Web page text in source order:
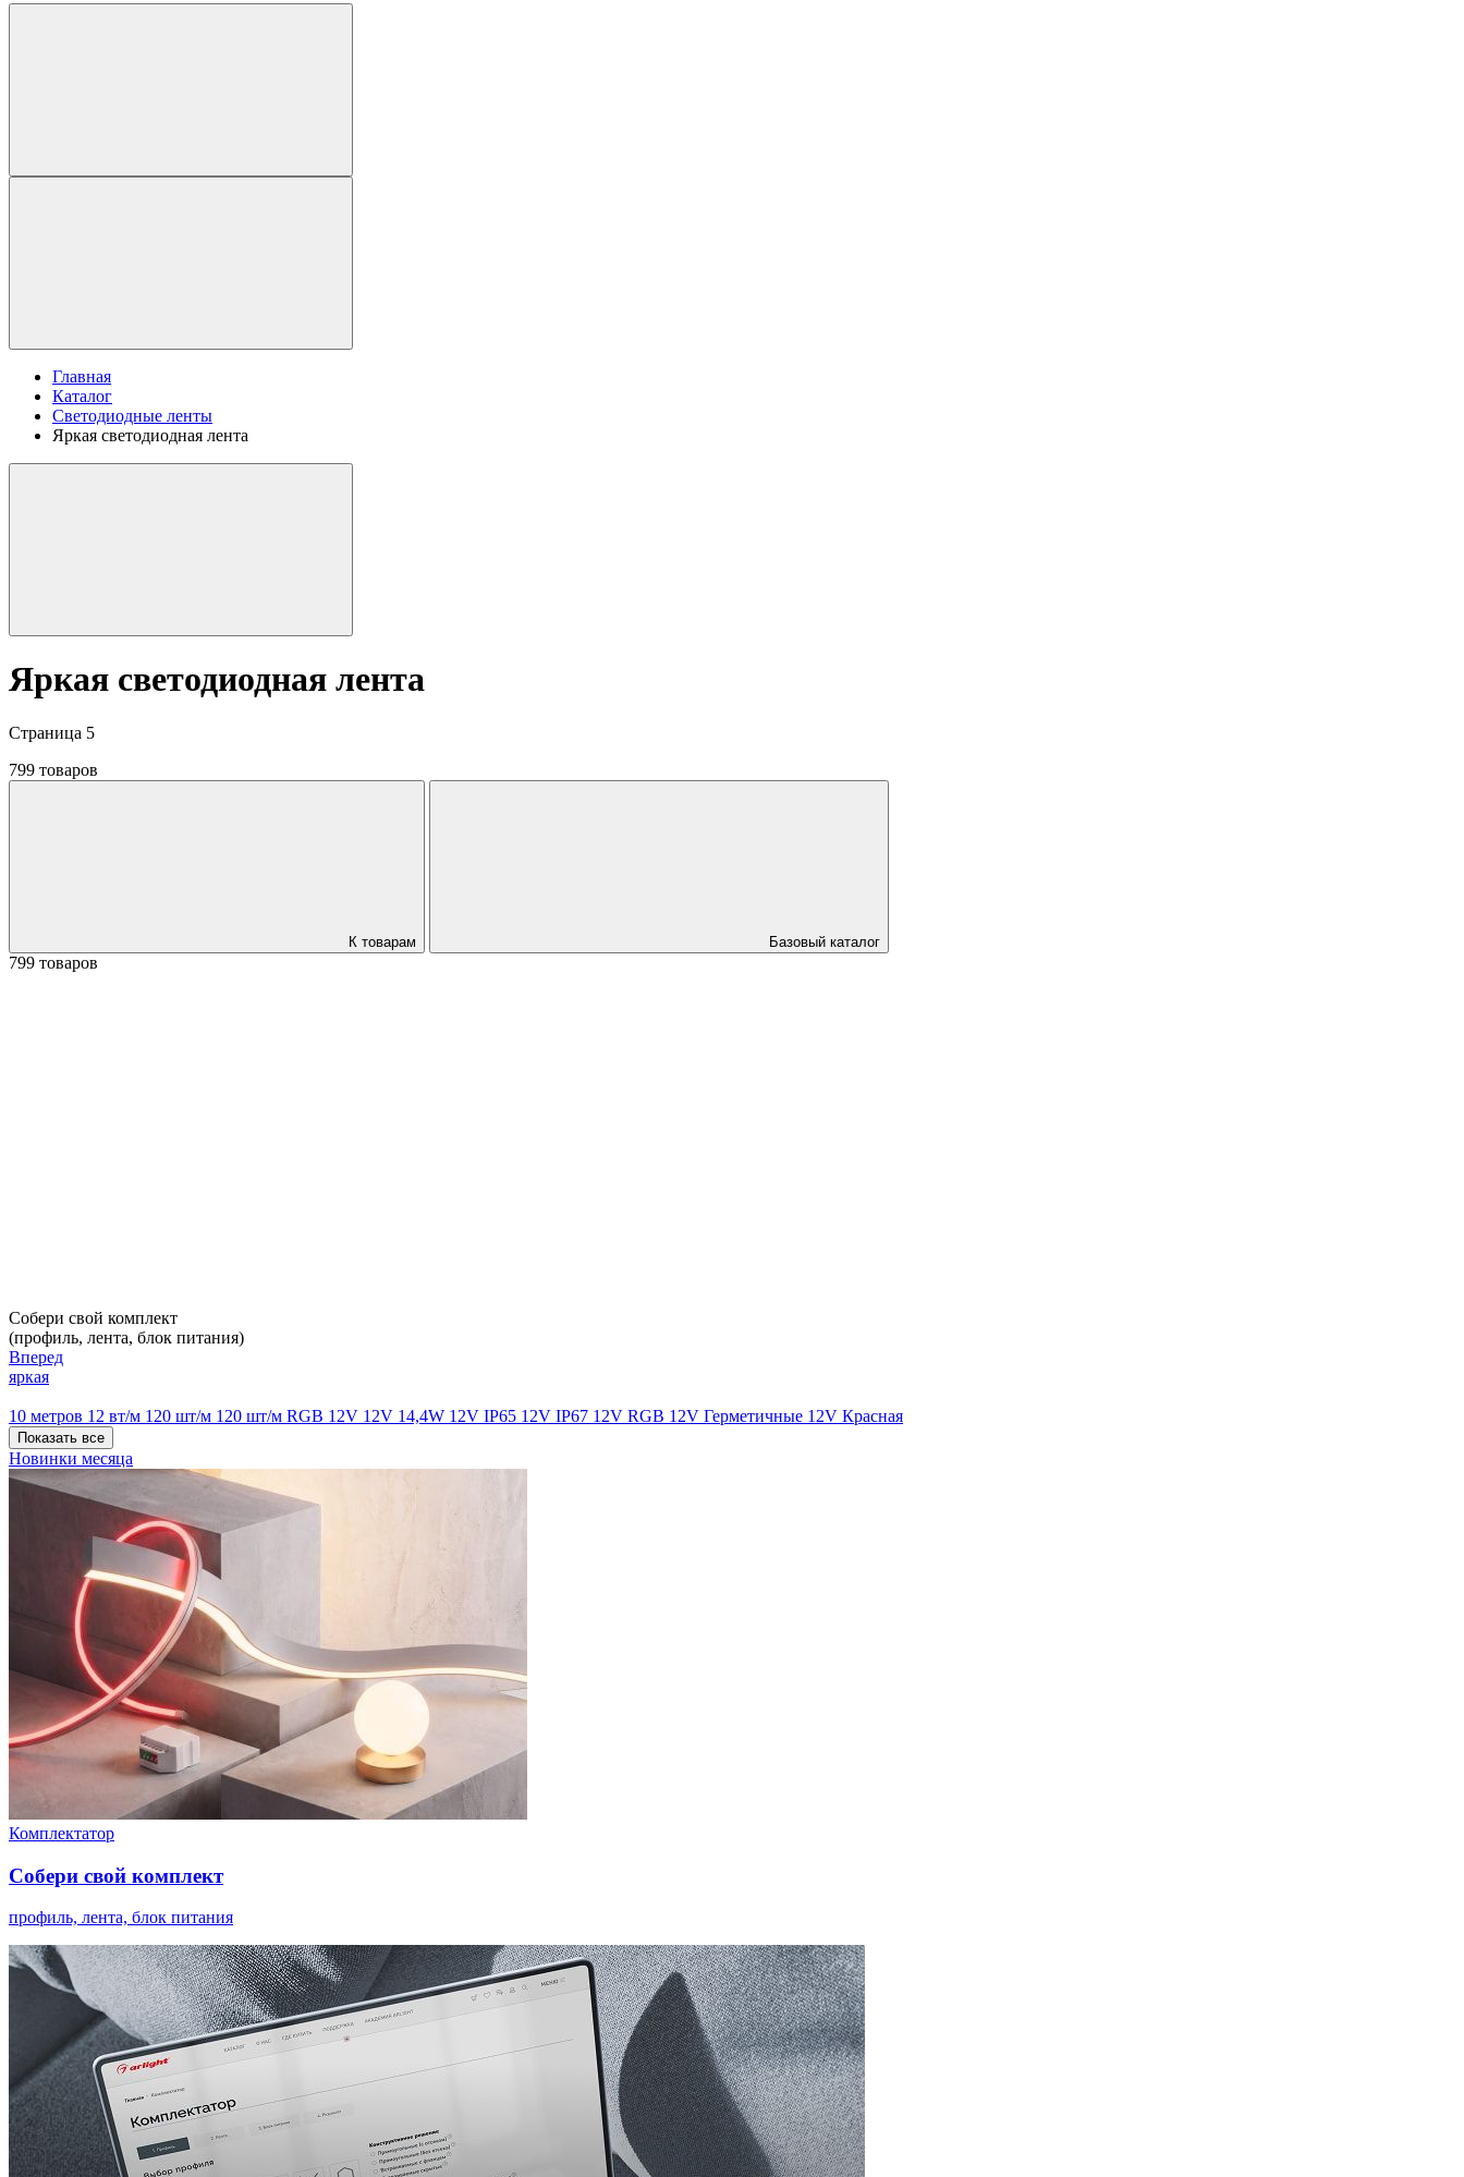
Главная
Каталог
Светодиодные ленты
Яркая светодиодная лента
Яркая светодиодная лента
Страница 5
799 товаров
К товарам Базовый каталог
799 товаров
Собери свой комплект
(профиль, лента, блок питания)
Вперед
яркая
10 метров 12 вт/м 120 шт/м 120 шт/м RGB 12V 12V 14,4W 12V IP65 12V IP67 12V RGB 12V Герметичные 12V Красная
Показать все
Новинки месяца
Комплектатор
Собери свой комплект
профиль, лента, блок питания